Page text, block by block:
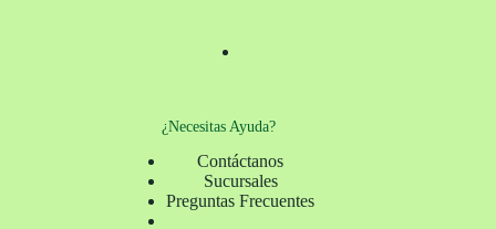
¿Necesitas Ayuda?
Contáctanos
Sucursales
Preguntas Frecuentes